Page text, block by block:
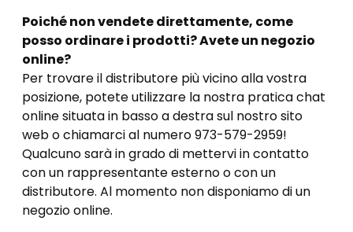
Poiché non vendete direttamente, come
posso ordinare i prodotti? Avete un negozio
online?
Per trovare il distributore più vicino alla vostra
posizione, potete utilizzare la nostra pratica chat
online situata in basso a destra sul nostro sito
web o chiamarci al numero 973-579-2959!
Qualcuno sarà in grado di mettervi in contatto
con un rappresentante esterno o con un
distributore. Al momento non disponiamo di un
negozio online.